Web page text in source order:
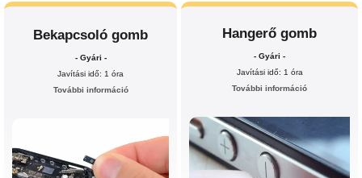
Bekapcsoló gomb
- Gyári -
Javítási idő: 1 óra
További információ
Hangerő gomb
- Gyári -
Javítási idő: 1 óra
További információ